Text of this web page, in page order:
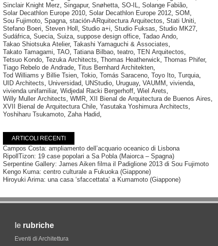
Sinclair Knight Merz, Singapur, Snøhetta, SO-IL, Solange Fabião,
Solar Decathlon Europe 2010, Solar Decathlon Europe 2012, SOM ,
Sou Fujimoto, Spagna, stación-ARquitectura Arquitectos, Stati Uniti,
Stefano Boeri, Steven Holl , Studio a+i, Studio Fuksas, Studio MK27,
Sudáfrica, Suecia, Suiza, suppose design office, Tadao Ando,
Takao Shiotsuka Atelier, Takashi Yamaguchi & Associates,
Takato Tamagami, TAO, Tatiana Bilbao, teatro, TEN Arquitectos,
Tetsuo Kondo, Tezuka Architects, Thomas Heatherwick, Thomas Phifer,
Tiago Rebelo de Andrade, Titus Bernhard Architekten,
Tod Williams y Billie Tsien, Tokio, Tomás Saraceno, Toyo Ito, Turquia,
UID Architects, Universidad, UNStudio, Uruguay, VAUMM , vivienda,
vivienda unifamiliar, Widjedal Racki Bergerhoff, Wiel Arets,
Willy Muller Architects, WMR, XII Bienal de Arquitectura de Buenos Aires,
XVII Bienal de Arquitectura Chile, Yasutaka Yoshimura Architects,
Yoshiharu Tsukamoto, Zaha Hadid,
ARTICOLI RECENTI
Campos Costa: ampliamento dell’acquario oceanico di Lisbona
RipollTizon: 19 case popolari a Sa Pobla (Maiorca – Spagna)
Serpentine Gallery: James Aiken filma il Padiglione 2013 di Sou Fujimoto
Kengo Kuma: centro culturale a Fukuoka (Giappone)
Hiroyuki Arima: una casa ‘sfaccettata’ a Kumamoto (Giappone)
le rubriche
Eventi di Architettura